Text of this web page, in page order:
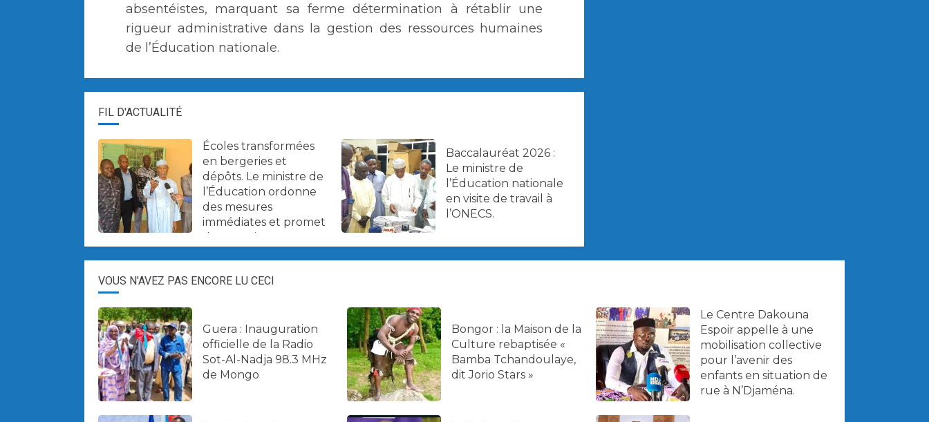
absentéistes, marquant sa ferme détermination à rétablir une
rigueur administrative dans la gestion des ressources humaines
de l’Éducation nationale.
FIL D'ACTUALITÉ
Écoles transformées
en bergeries et
dépôts. Le ministre de
l’Éducation ordonne
des mesures
immédiates et promet
des sanctions.
Baccalauréat 2026 :
Le ministre de
l’Éducation nationale
en visite de travail à
l’ONECS.
VOUS N'AVEZ PAS ENCORE LU CECI
Guera : Inauguration
officielle de la Radio
Sot-Al-Nadja 98.3 MHz
de Mongo
Bongor : la Maison de la
Culture rebaptisée «
Bamba Tchandoulaye,
dit Jorio Stars »
Le Centre Dakouna
Espoir appelle à une
mobilisation collective
pour l’avenir des
enfants en situation de
rue à N’Djaména.